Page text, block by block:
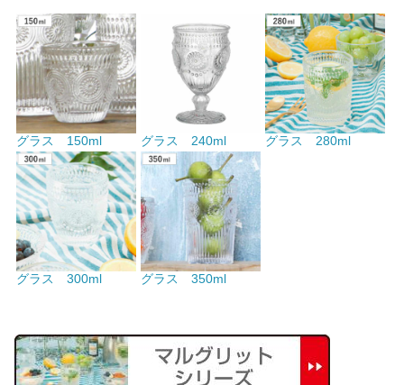
グラス 150ml グラス 240ml グラス 280ml
グラス 300ml グラス 350ml